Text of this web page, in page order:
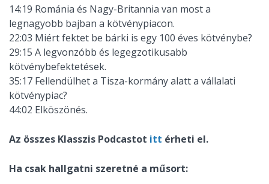
14:19 Románia és Nagy-Britannia van most a
legnagyobb bajban a kötvénypiacon.
22:03 Miért fektet be bárki is egy 100 éves kötvénybe?
29:15 A legvonzóbb és legegzotikusabb
kötvénybefektetések.
35:17 Fellendülhet a Tisza-kormány alatt a vállalati
kötvénypiac?
44:02 Elköszönés.
Az összes Klasszis Podcastot itt érheti el.
Ha csak hallgatni szeretné a műsort: